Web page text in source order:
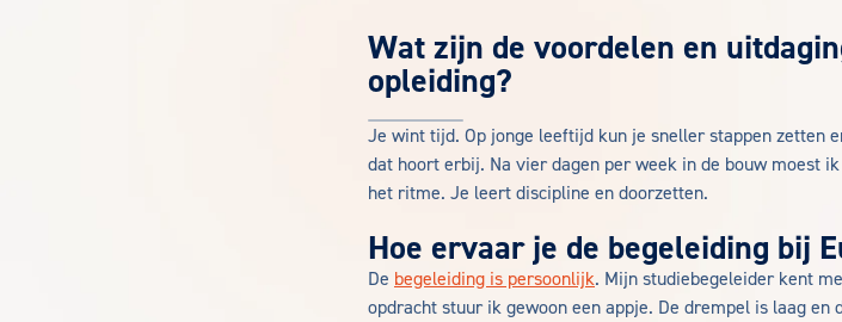
Wat zijn de voordelen en
opleiding?
Je wint tijd. Op jonge leeftijd kun je sneller stappen zetten
dat hoort erbij. Na vier dagen per week in de bouw moest
het ritme. Je leert discipline en doorzetten.
Hoe ervaar je de begeleiding bij
De begeleiding is persoonlijk. Mijn studiebegeleider kent
opdracht stuur ik gewoon een appje. De drempel is laag